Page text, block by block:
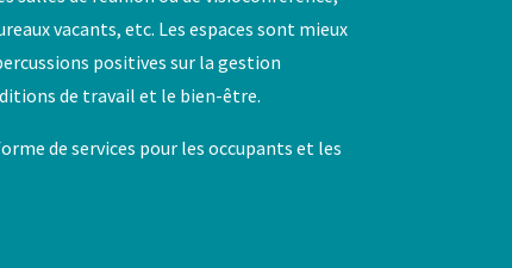
vacants, etc. Les espaces sont mieux
positives sur la gestion
de travail et le bien-être.
de services pour les occupants et les